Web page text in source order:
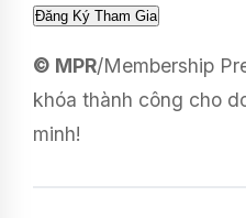
© MPR/Membership
khóa thành công cho
minh!